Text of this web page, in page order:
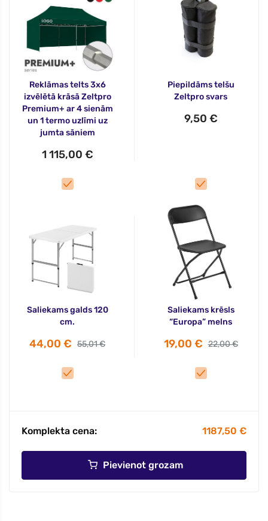
Reklāmas telts 3x6
izvēlētā krāsā Zeltpro
Premium+ ar 4 sienām
un 1 termo uzlīmi uz
jumta sāniem
1 115,00 €
Piepildāms telšu
Zeltpro svars
9,50 €
Saliekams galds 120
cm.
44,00 € 55,01 €
Saliekams krēsls
“Europa” melns
19,00 € 22,00 €
Komplekta cena: 1187,50 €
Pievienot grozam